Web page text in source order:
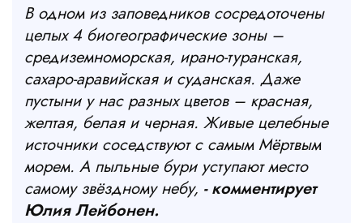
В одном из заповедников сосредоточены
целых 4 биогеографические зоны –
средиземноморская, ирано-туранская,
сахаро-аравийская и суданская. Даже
пустыни у нас разных цветов – красная,
желтая, белая и черная. Живые целебные
источники соседствуют с самым Мёртвым
морем. А пыльные бури уступают место
самому звёздному небу, - комментирует
Юлия Лейбонен.